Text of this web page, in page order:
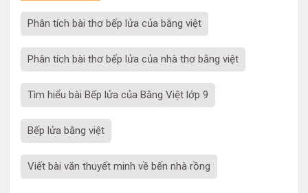
phân tích bài thơ bếp lửa của bằng việt
phân tích bài thơ bếp lửa của nhà thơ bằng việt
Tìm hiểu bài Bếp lửa của Bằng Việt lớp 9
bếp lửa bằng việt
viết bài văn thuyết minh về bến nhà rồng